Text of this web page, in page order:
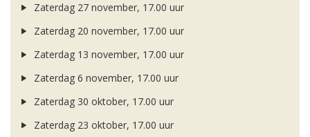
Zaterdag 27 november, 17.00 uur
Zaterdag 20 november, 17.00 uur
Zaterdag 13 november, 17.00 uur
Zaterdag 6 november, 17.00 uur
Zaterdag 30 oktober, 17.00 uur
Zaterdag 23 oktober, 17.00 uur